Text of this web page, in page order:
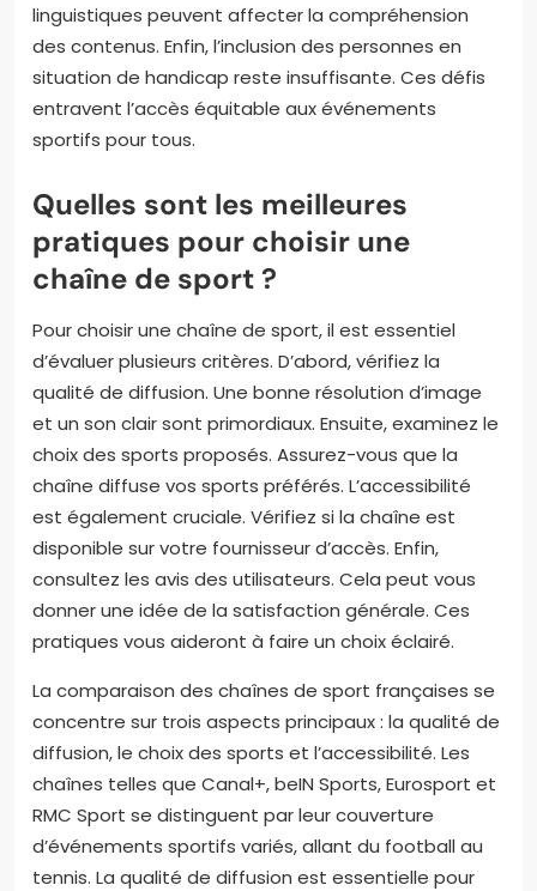
linguistiques peuvent affecter la compréhension
des contenus. Enfin, l’inclusion des personnes en
situation de handicap reste insuffisante. Ces défis
entravent l’accès équitable aux événements
sportifs pour tous.
Quelles sont les meilleures
pratiques pour choisir une
chaîne de sport ?
Pour choisir une chaîne de sport, il est essentiel
d’évaluer plusieurs critères. D’abord, vérifiez la
qualité de diffusion. Une bonne résolution d’image
et un son clair sont primordiaux. Ensuite, examinez le
choix des sports proposés. Assurez-vous que la
chaîne diffuse vos sports préférés. L’accessibilité
est également cruciale. Vérifiez si la chaîne est
disponible sur votre fournisseur d’accès. Enfin,
consultez les avis des utilisateurs. Cela peut vous
donner une idée de la satisfaction générale. Ces
pratiques vous aideront à faire un choix éclairé.
La comparaison des chaînes de sport françaises se
concentre sur trois aspects principaux : la qualité de
diffusion, le choix des sports et l’accessibilité. Les
chaînes telles que Canal+, beIN Sports, Eurosport et
RMC Sport se distinguent par leur couverture
d’événements sportifs variés, allant du football au
tennis. La qualité de diffusion est essentielle pour